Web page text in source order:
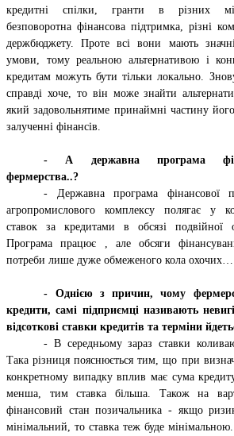
кредитні спілки, гранти в різних
безповоротна фінансова підтримка, різні
держбюджету. Проте всі вони мають
умови, тому реальною альтернативою і
кредитам можуть бути тільки локально.
справді хоче, то він може знайти
який задовольнятиме принаймні частину
залученні фінансів.
- А державна програма
фермерства..?
- Державна програма фінансової
агропромислового комплексу полягає у
ставок за кредитами в обсязі подвійної
Програма працює , але обсяги
потреби лише дуже обмеженого кола охочих…
- Однією з причин, чому
кредити, самі підприємці називають
відсоткові ставки кредитів та терміни
- В середньому зараз ставки
Така різниця пояснюється тим, що при
конкретному випадку вплив має сума
менша, тим ставка більша. Також на
фінансовий стан позичальника - якщо
мінімальний, то ставка теж буде